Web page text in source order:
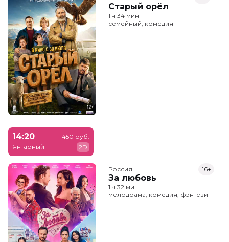
Старый орёл
1 ч 34 мин
семейный, комедия
14:20
Янтарный
450 руб.
2D
Россия
За любовь
16+
1 ч 32 мин
мелодрама, комедия, фэнтези